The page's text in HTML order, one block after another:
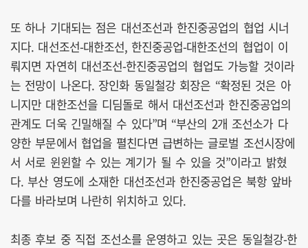
또 하나 기대되는 점은 대선조선과 한진중공업의 협업 시너
지다. 대선조선-대한조선, 한진중공업-대한조선의 협업이 이
뤄지면 자연히 대선조선-한진중공업의 협업도 가능할 것이라
는 전망이 나온다. 장인화 동일철강 회장은 “확정된 것은 아
니지만 대한조선을 디딤돌로 해서 대선조선과 한진중공업의
관계도 더욱 긴밀해질 수 있다”며 “부산의 2개 조선소가 다
양한 부문에서 협업을 펼친다면 급변하는 글로벌 조선시장에
서 서로 윈윈할 수 있는 계기가 될 수 있을 것”이라고 밝혔
다. 부산 영도에 소재한 대선조선과 한진중공업은 북항 앞바
다를 바라보며 나란히 위치하고 있다.
최종 후보 중 직접 조선소를 운영하고 있는 곳은 동일철강-한